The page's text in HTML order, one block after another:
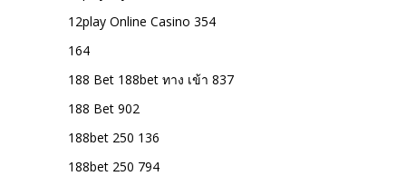
12play Online Casino 354
164
188 Bet 188bet ทาง เข้า 837
188 Bet 902
188bet 250 136
188bet 250 794